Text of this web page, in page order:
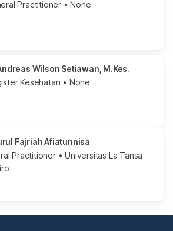
Practitioner • None
Wilson Setiawan, M.Kes.
Kesehatan • None
Fajriah Afiatunnisa
Practitioner• Universitas La Tansa